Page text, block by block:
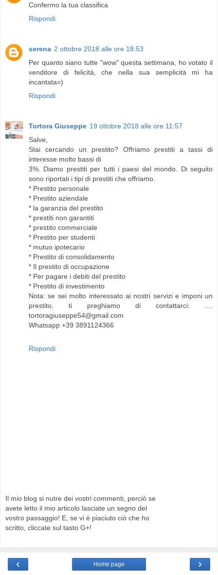
Confermo la tua classifica
Rispondi
serena 2 ottobre 2018 alle ore 18:53
Per quanto siano tutte "wow" questa settimana, ho votato il
venditore di felicità, che nella sua semplicità mi ha
incantata=)
Rispondi
Tortora Giuseppe 19 ottobre 2018 alle ore 11:57
Salve,
Stai cercando un prestito? Offriamo prestiti a tassi di
interesse molto bassi di
3%. Diamo prestiti per tutti i paesi del mondo. Di seguito
sono riportati i tipi di prestiti che offriamo.
* Prestito personale
* Prestito aziendale
* la garanzia del prestito
* prestiti non garantiti
* prestito commerciale
* Prestito per studenti
* mutuo ipotecario
* Prestito di consolidamento
* Il prestito di occupazione
* Per pagare i debiti del prestito
* Prestito di investimento
Nota: se sei molto interessato ai nostri servizi e imponi un
prestito, ti preghiamo di contattarci: ....
tortoragiuseppe54@gmail.com
Whatsapp +39 3891124366
Rispondi
Il mio blog si nutre dei vostri commenti, perciò se
avete letto il mio articolo lasciate un segno del
vostro passaggio! E, se vi è piaciuto ciò che ho
scritto, cliccate sul tasto G+!
‹ ›
Home page